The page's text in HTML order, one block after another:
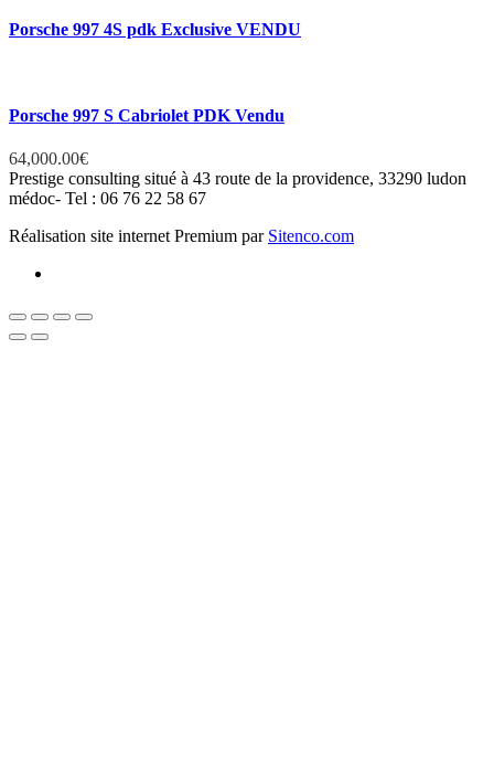
Porsche 997 4S pdk Exclusive VENDU
Porsche 997 S Cabriolet PDK Vendu
64,000.00€
Prestige consulting situé à 43 route de la providence, 33290 ludon
médoc- Tel : 06 76 22 58 67
Réalisation site internet Premium par Sitenco.com